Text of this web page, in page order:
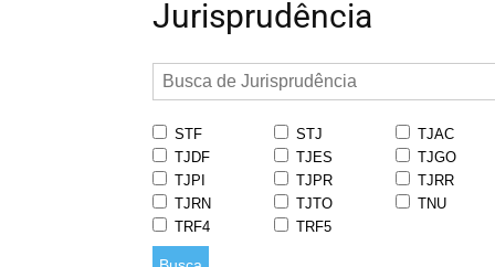
Jurisprudência
STF STJ
TJAC
TJDF
TJES
TJGO
TJPI
TJPR
TJRR
TJRN
TJTO
TNU
TRF4
TRF5